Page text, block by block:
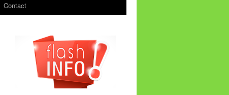
Contact